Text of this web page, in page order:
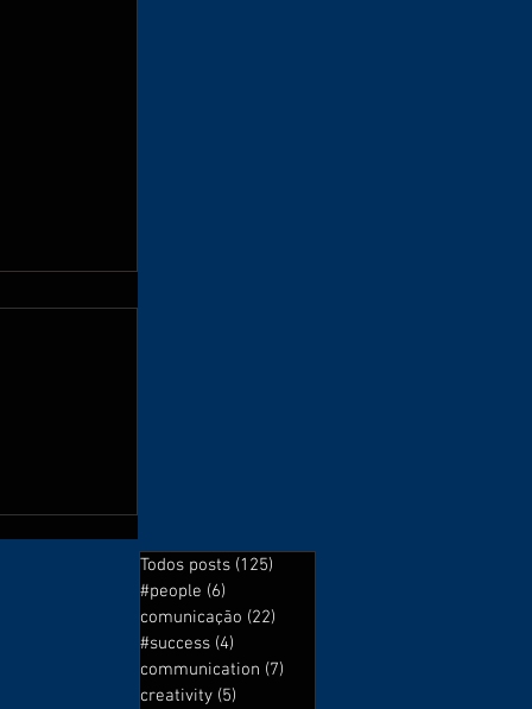
Todos posts (125)
#people (6)
comunicação (22)
#success (4)
communication (7)
creativity (5)